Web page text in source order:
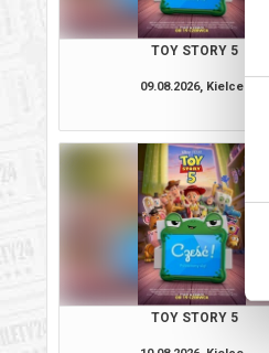
TOY STORY 5
09.08.2026, Kielce
TOY STORY 5